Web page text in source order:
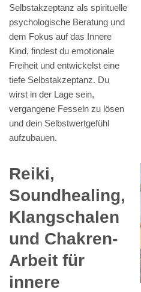
Selbstakzeptanz als spirituelle
psychologische Beratung und
dem Fokus auf das Innere
Kind, findest du emotionale
Freiheit und entwickelst eine
tiefe Selbstakzeptanz. Du
wirst in der Lage sein,
vergangene Fesseln zu lösen
und dein Selbstwertgefühl
aufzubauen.
Reiki,
Soundhealing,
Klangschalen
und Chakren-
Arbeit für
innere